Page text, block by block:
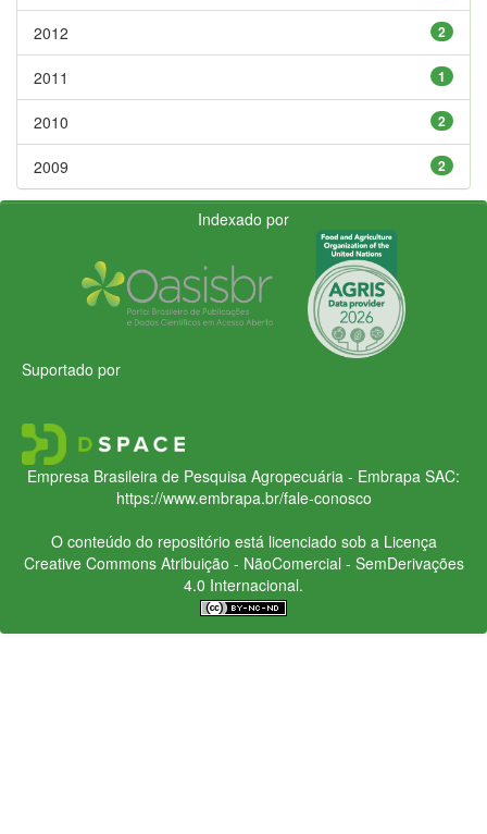
2
2012
1
2011
2
2010
2
2009
Indexado por
Suportado por
Empresa Brasileira de Pesquisa Agropecuária - Embrapa SAC:
https://www.embrapa.br/fale-conosco
O conteúdo do repositório está licenciado sob a Licença
Creative CommonsAtribuição - NãoComercial - SemDerivações
4.0 Internacional.